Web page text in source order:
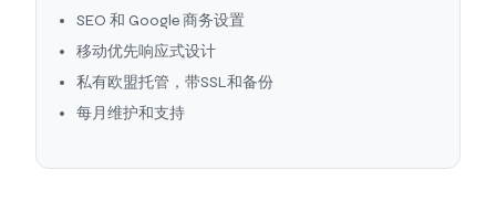
SEO 和 Google 商务设置
移动优先响应式设计
私有欧盟托管，带SSL和备份
每月维护和支持